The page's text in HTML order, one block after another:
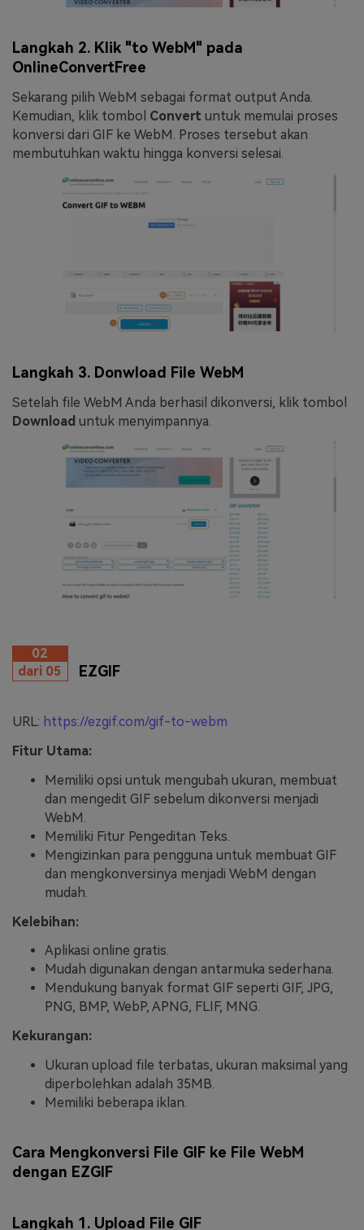
Langkah 2. Klik "to WebM" pada
OnlineConvertFree
Sekarang pilih WebM sebagai format output Anda.
Kemudian, klik tombol Convert untuk memulai proses
konversi dari GIF ke WebM. Proses tersebut akan
membutuhkan waktu hingga konversi selesai.
Langkah 3. Donwload File WebM
Setelah file WebM Anda berhasil dikonversi, klik tombol
Download untuk menyimpannya.
02
dari 05
EZGIF
URL: https://ezgif.com/gif-to-webm
Fitur Utama:
Memiliki opsi untuk mengubah ukuran, membuat
dan mengedit GIF sebelum dikonversi menjadi
WebM.
Memiliki Fitur Pengeditan Teks.
Mengizinkan para pengguna untuk membuat GIF
dan mengkonversinya menjadi WebM dengan
mudah.
Kelebihan:
Aplikasi online gratis.
Mudah digunakan dengan antarmuka sederhana.
Mendukung banyak format GIF seperti GIF, JPG,
PNG, BMP, WebP, APNG, FLIF, MNG.
Kekurangan:
Ukuran upload file terbatas, ukuran maksimal yang
diperbolehkan adalah 35MB.
Memiliki beberapa iklan.
Cara Mengkonversi File GIF ke File WebM
dengan EZGIF
Langkah 1. Upload File GIF